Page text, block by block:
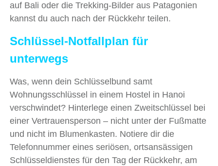
auf Bali oder die Trekking-Bilder aus Patagonien
kannst du auch nach der Rückkehr teilen.
Schlüssel-Notfallplan für
unterwegs
Was, wenn dein Schlüsselbund samt
Wohnungsschlüssel in einem Hostel in Hanoi
verschwindet? Hinterlege einen Zweitschlüssel bei
einer Vertrauensperson – nicht unter der Fußmatte
und nicht im Blumenkasten. Notiere dir die
Telefonnummer eines seriösen, ortsansässigen
Schlüsseldienstes für den Tag der Rückkehr, am